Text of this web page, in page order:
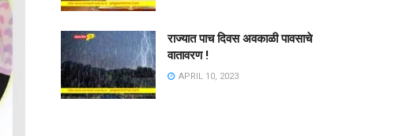
राज्यात पाच दिवस अवकाळी पावसाचे
वातावरण !
APRIL 10, 2023